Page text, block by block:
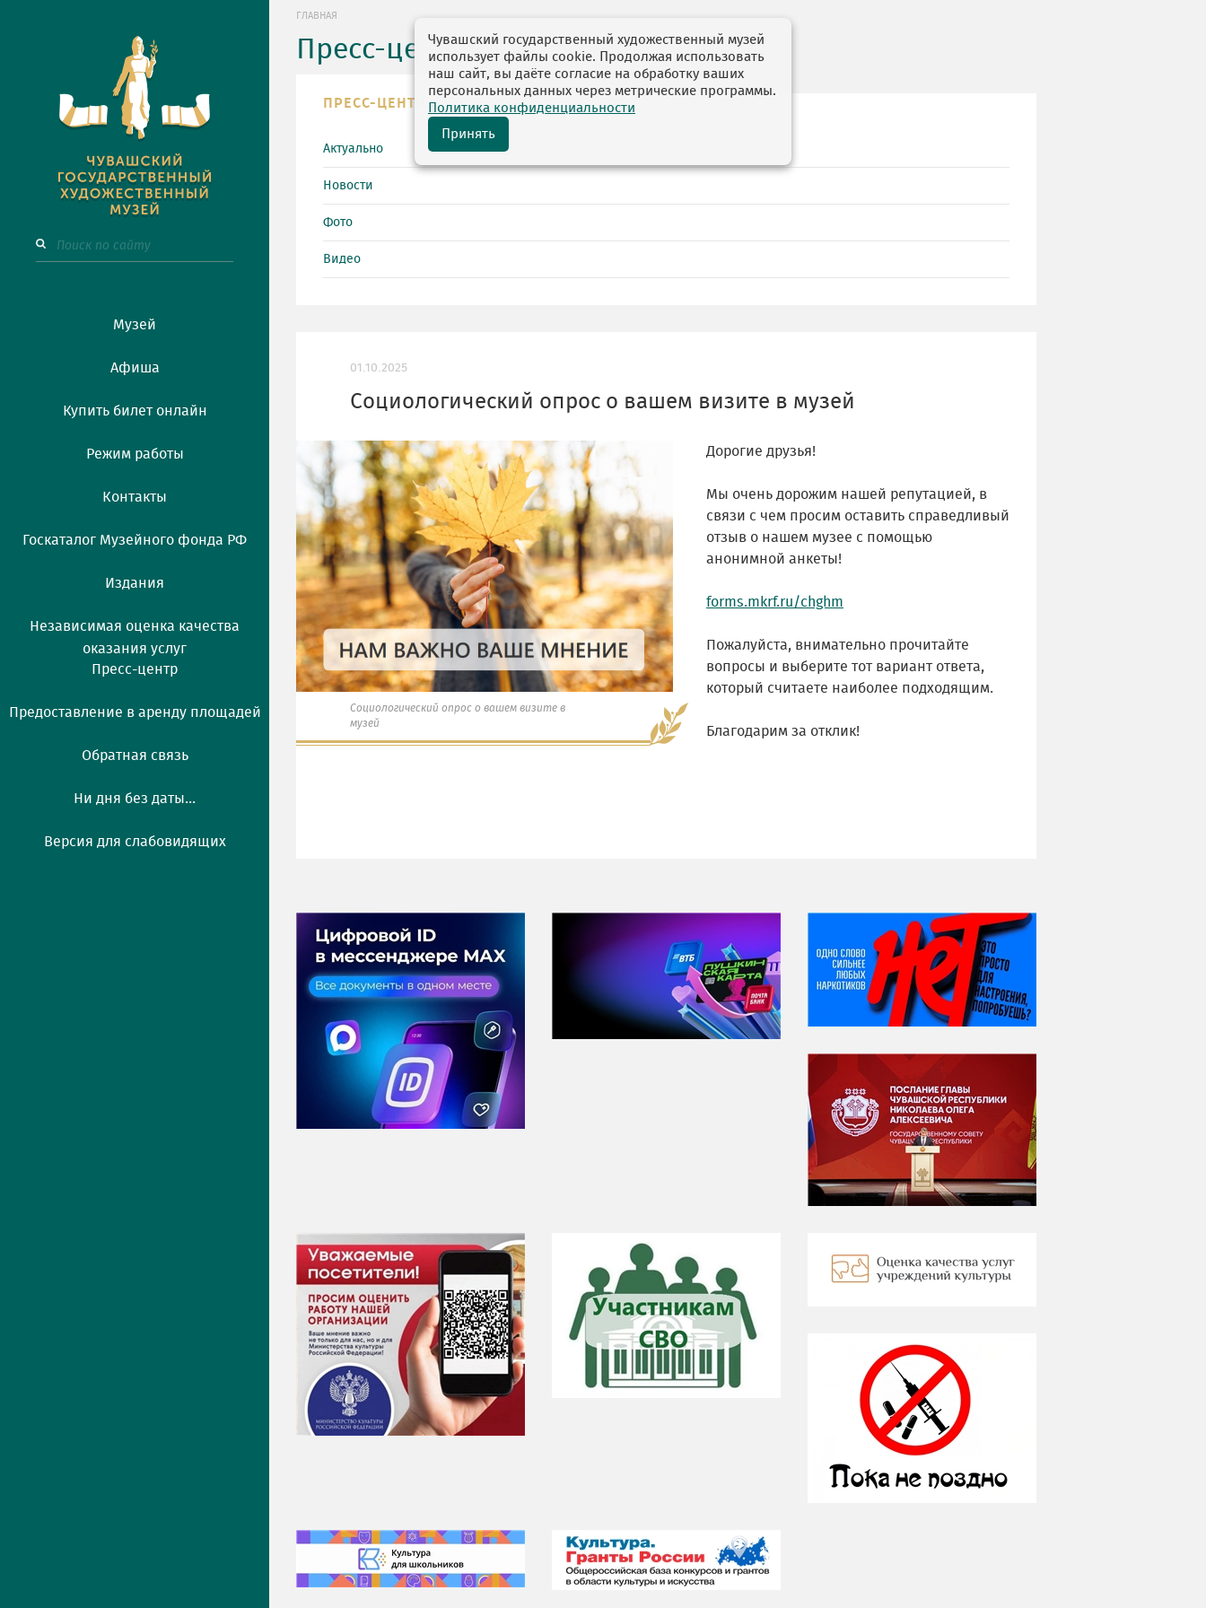
Музей
Афиша
Купить билет онлайн
Режим работы
Контакты
Госкаталог Музейного фонда РФ
Издания
Независимая оценка качества
оказания услуг
Пресс-центр
Предоставление в аренду площадей
Обратная связь
Ни дня без даты...
Версия для слабовидящих
ГЛАВНАЯ
Пресс-центр
ПРЕСС-ЦЕНТР
Актуально
Новости
Фото
Видео
01.10.2025
Социологический опрос о вашем визите в музей
Социологический опрос о вашем визите в
музей
Дорогие друзья!
Мы очень дорожим нашей репутацией, в
связи с чем просим оставить справедливый
отзыв о нашем музее с помощью
анонимной анкеты!
forms.mkrf.ru/chghm
Пожалуйста, внимательно прочитайте
вопросы и выберите тот вариант ответа,
который считаете наиболее подходящим.
Благодарим за отклик!
ПРЕСС-ЦЕНТР
Актуально
Новости
Фото
Чувашский государственный художественный музей
использует файлы cookie. Продолжая использовать
наш сайт, вы даёте согласие на обработку ваших
персональных данных через метрические программы.
Политика конфиденциальности
Принять